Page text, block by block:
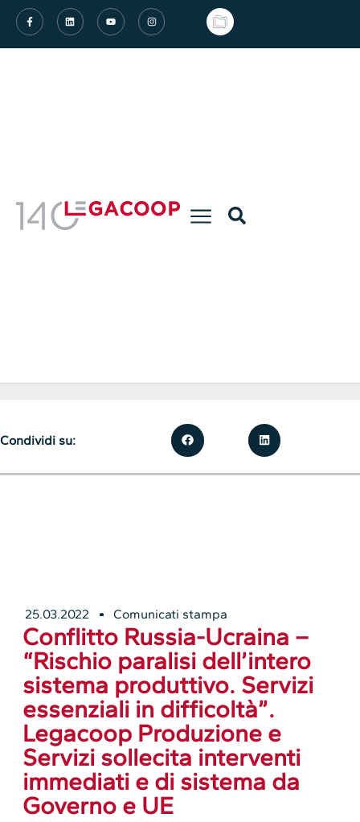
25.03.2022 Comunicati stampa
Conflitto Russia-Ucraina –
“Rischio paralisi dell’intero
sistema produttivo. Servizi
essenziali in difficoltà”.
Legacoop Produzione e
Servizi sollecita interventi
immediati e di sistema da
Governo e UE
Condividi su: